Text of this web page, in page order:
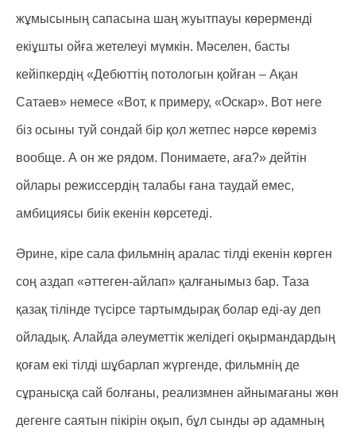
жұмысының сапасына шаң жуытпауы көрерменді
екіұшты ойға жетелеуі мүмкін. Мәселен, басты
кейіпкердің «Дебюттің потологын қойған – Ақан
Сатаев» немесе «Вот, к примеру, «Оскар». Вот неге
біз осыны туй сондай бір қол жетпес нәрсе көреміз
вообще. А он же рядом. Понимаете, аға?» дейтін
ойлары режиссердің талабы ғана таудай емес,
амбициясы биік екенін көрсетеді.
Әрине, кіре сала фильмнің аралас тілді екенін көрген
соң аздап «әттеген-айлап» қалғанымыз бар. Таза
қазақ тілінде түсірсе тартымдырақ болар еді-ау деп
ойладық. Алайда әлеуметтік желідегі оқырмандардың
қоғам екі тілді шұбарлап жүргенде, фильмнің де
сұранысқа сай болғаны, реализмнен айнымағаны жөн
дегенге саятын пікірін оқып, бұл сынды әр адамның